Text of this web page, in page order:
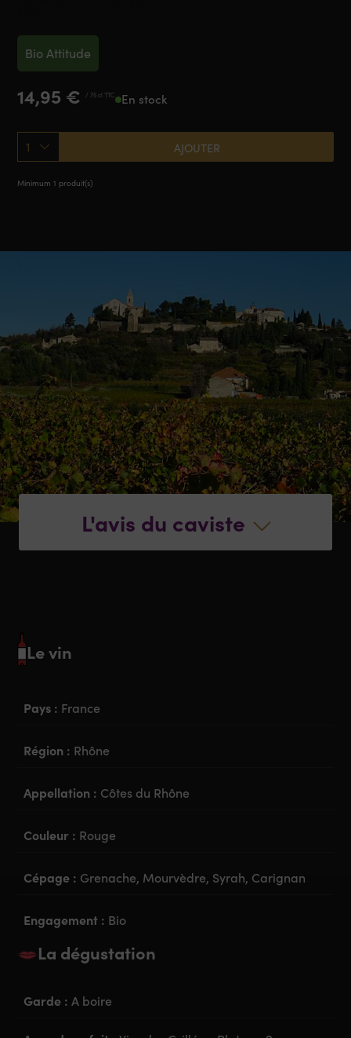
14,95 € / 75 cl TTC En stock
1 AJOUTER
Minimum 1 produit(s)
Bio Attitude
L'avis du caviste
Le vin
Pays : France
Région : Rhône
Appellation : Côtes du Rhône
Couleur : Rouge
Cépage : Grenache, Mourvèdre, Syrah, Carignan
Engagement : Bio
La dégustation
Garde :A boire